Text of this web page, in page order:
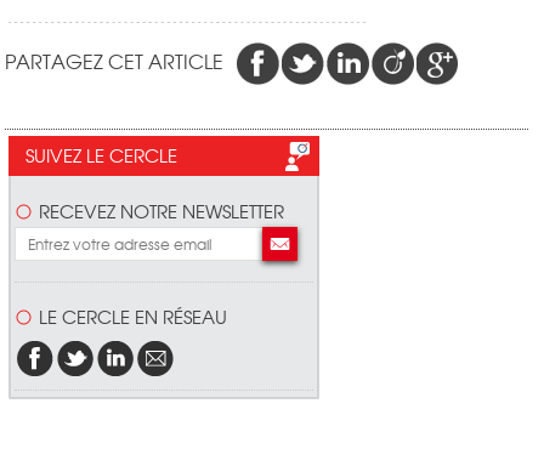
PARTAGEZ CET ARTICLE
SUIVEZ LE CERCLE
RECEVEZ NOTRE NEWSLETTER
LE CERCLE EN RÉSEAU